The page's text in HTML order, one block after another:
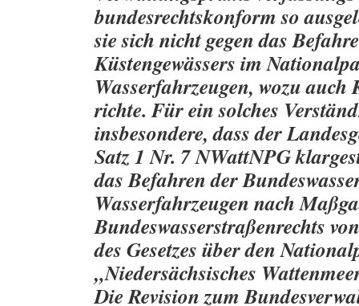
bundesrechtskonform so
sie sich nicht gegen das
Küstengewässers im
Wasserfahrzeugen, wozu auch
richte. Für ein solches
insbesondere, dass der
Satz 1 Nr. 7 NWattNPG
das Befahren der
Wasserfahrzeugen nach
Bundeswasserstraßenrechts
des Gesetzes über den
„Niedersächsisches
Die Revision zum